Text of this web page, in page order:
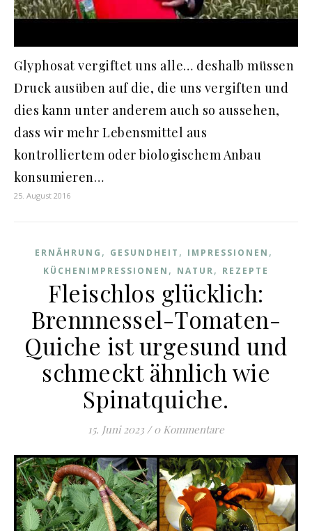
Glyphosat vergiftet uns alle… deshalb müssen
Druck ausüben auf die, die uns vergiften und
dies kann unter anderem auch so aussehen,
dass wir mehr Lebensmittel aus
kontrolliertem oder biologischem Anbau
konsumieren…
25. August 2016
ERNÄHRUNG , GESUNDHEIT , IMPRESSIONEN ,
KÜCHENIMPRESSIONEN , NATUR, REZEPTE
Fleischlos glücklich:
Brennnessel-Tomaten-
Quiche ist urgesund und
schmeckt ähnlich wie
Spinatquiche.
15. Juni 2023 / 0 Kommentare